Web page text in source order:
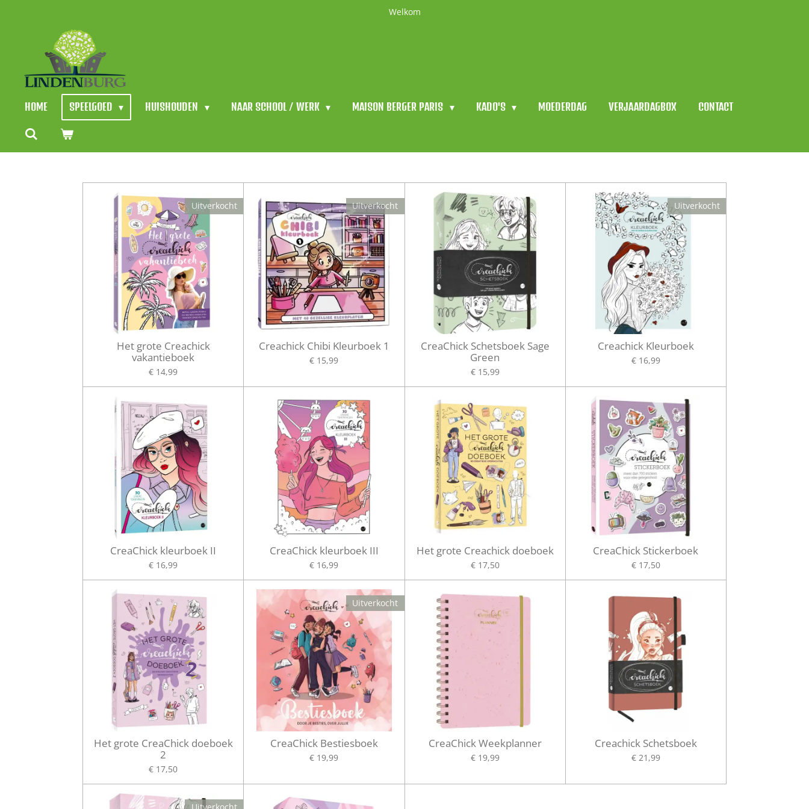
hoofdinhoud
Welkom
HOME SPEELGOED HUISHOUDEN NAAR SCHOOL / WERK MAISON BERGER PARIS KADO'S MOEDERDAG VERJAARDAGBOX CONTACT
Uitverkocht
Het grote Creachick
vakantieboek
€ 14,99
Uitverkocht
Creachick Chibi Kleurboek 1
€ 15,99
CreaChick Schetsboek Sage
Green
€ 15,99
Uitverkocht
Creachick Kleurboek
€ 16,99
CreaChick kleurboek II
€ 16,99
CreaChick kleurboek III
€ 16,99
Het grote Creachick doeboek
€ 17,50
CreaChick Stickerboek
€ 17,50
Het grote CreaChick doeboek
2
€ 17,50
Uitverkocht
CreaChick Bestiesboek
€ 19,99
CreaChick Weekplanner
€ 19,99
Creachick Schetsboek
€ 21,99